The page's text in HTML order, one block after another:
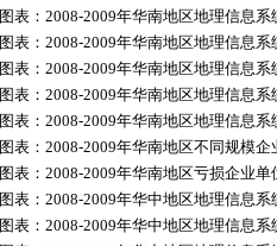
图表：2008-2009年华南地区地理信息
图表：2008-2009年华南地区地理信息
图表：2008-2009年华南地区地理信息
图表：2008-2009年华南地区地理信息
图表：2008-2009年华南地区地理信息
图表：2008-2009年华南地区不同规模企
图表：2008-2009年华南地区亏损企业
图表：2008-2009年华中地区地理信息
图表：2008-2009年华中地区地理信息